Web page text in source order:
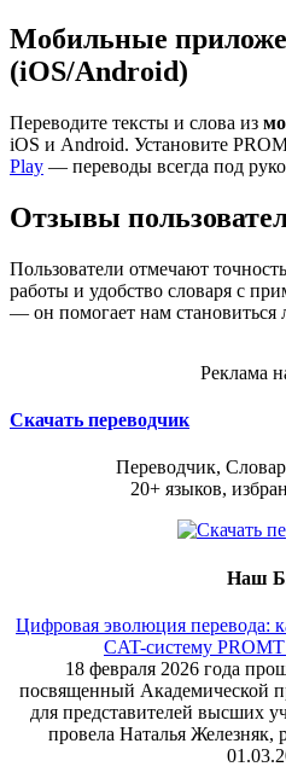
Мобильные
(iOS/Android)
Переводите тексты и слова из
iOS и Android. Установите
Play — переводы всегда под
Отзывы
Пользователи отмечают
работы и удобство словаря с
— он помогает нам становиться
Реклама
Скачать переводчик
Переводчик,
20+ языков,
Наш
Цифровая эволюция перевода:
CAT-систему
18 февраля 2026 года
посвященный Академической
для представителей высших
провела Наталья Железняк,